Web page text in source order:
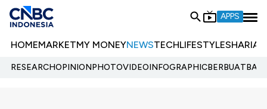
APPS
HOMEMARKETMY MONEYNEWSTECHLIFESTYLESHARIA
RESEARCHOPINIONPHOTOVIDEOINFOGRAPHIC